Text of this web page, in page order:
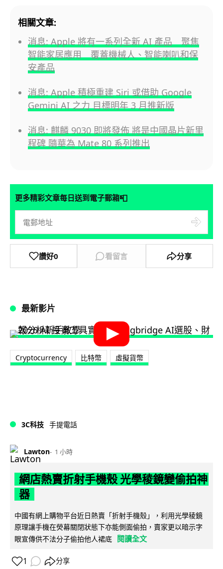
相關文章:
消息: Apple 將有一系列全新 AI 產品 聚焦
智能家居應用 覆蓋機械人、智能喇叭和保
安產品
消息: Apple 積極重建 Siri 或借助 Google
Gemini AI 之力 目標明年 3 月推新版
消息: 麒麟 9030 即將發佈 將是中國晶片新里
程碑 隨華為 Mate 80 系列推出
更多精彩文章每日送到電子郵箱📮
讚好0 看留言 分享
最新影片
Cryptocurrency 比特幣 虛擬貨幣
3C科技 手提電話
Lawton 1 小時
網店熱賣折射手機殼 光學稜鏡變偷拍神
器
中國有網上購物平台近日熱賣「折射手機殼」，利用光學稜鏡
原理讓手機在熒幕關閉狀態下亦能側面偷拍，賣家更以暗示字
眼宣傳供不法分子偷拍他人裙底 閱讀全文
1 分享